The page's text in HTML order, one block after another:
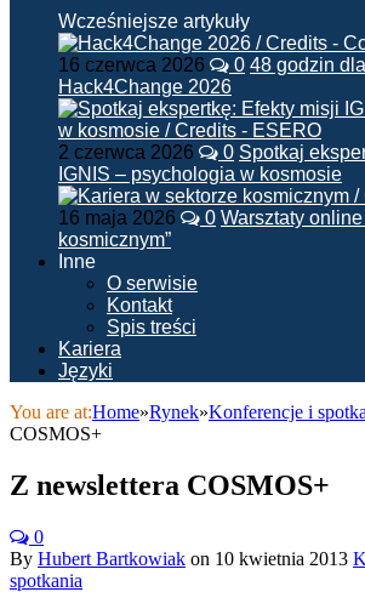
Wcześniejsze artykuły
16 czerwca 2026 0 48 godzin
Hack4Change 2026
2 czerwca 2026 0 Spotkaj
IGNIS – psychologia w kosmosie
16 maja 2026 0 Warsztaty
kosmicznym”
Inne
O serwisie
Kontakt
Spis treści
Kariera
Języki
You are at:Home»Rynek»Konferencje i
COSMOS+
Z newslettera COSMOS+
0
By Hubert Bartkowiak on 10 kwietnia 2013
spotkania